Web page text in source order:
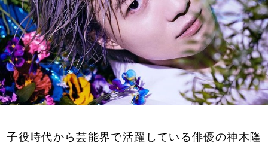
子役時代から芸能界で活躍している俳優の神木隆